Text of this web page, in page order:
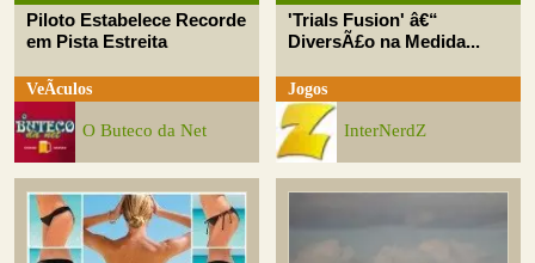
Piloto Estabelece Recorde
em Pista Estreita
VeÃ­culos
O Buteco da Net
'Trials Fusion' â€“
DiversÃ£o na Medida...
Jogos
InterNerdZ